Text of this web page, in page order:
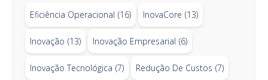
Eficiência Operacional (16) InovaCore (13)
Inovação (13) Inovação Empresarial (6)
Inovação Tecnológica (7) Redução De Custos (7)